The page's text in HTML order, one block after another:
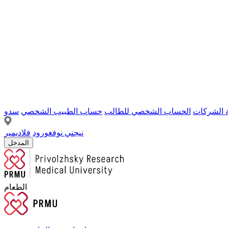
الشركات الحساب الشخصي للطالب حساب الطبيب الشخصي سدو
نيجني نوفغورود فلاديمير
المدخل
الطعام